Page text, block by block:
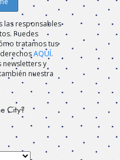
las responsables
Puedes
tratamos tus
AQUÍ.
newsletters y
nuestra
City?